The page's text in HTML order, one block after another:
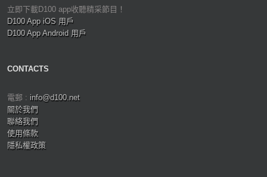
立即下載D100 app收聽精采節目！
D100 App iOS 用戶
D100 App Android 用戶
CONTACTS
電郵 : info@d100.net
關於我們
聯絡我們
使用條款
隱私權政策